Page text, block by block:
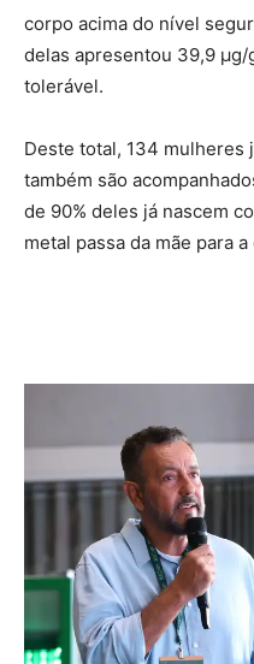
corpo acima do nível
delas apresentou 39,9 µg/
tolerável.
Deste total, 134 mulheres
também são
de 90% deles já nascem
metal passa da mãe para